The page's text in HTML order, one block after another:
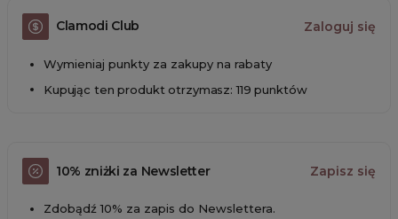
Clamodi Club Zaloguj się
Wymieniaj punkty za zakupy na rabaty
Kupując ten produkt otrzymasz: 119 punktów
10% zniżki za Newsletter Zapisz się
Zdobądź 10% za zapis do Newslettera.